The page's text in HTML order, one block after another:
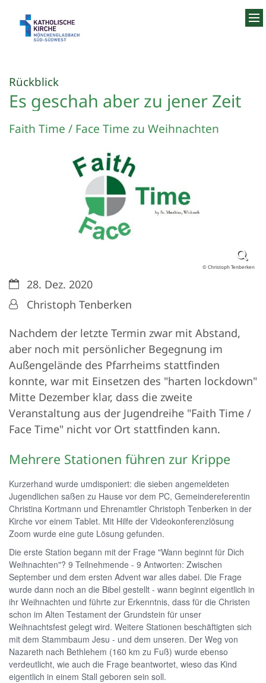
Rückblick:
Es geschah aber zu jener Zeit
Faith Time / Face Time zu Weihnachten
© Christoph Tenberken
Datum:28. Dez. 2020
Von:Christoph Tenberken
Nachdem der letzte Termin zwar mit Abstand,
aber noch mit persönlicher Begegnung im
Außengelände des Pfarrheims stattfinden
konnte, war mit Einsetzen des "harten lockdown"
Mitte Dezember klar, dass die zweite
Veranstaltung aus der Jugendreihe "Faith Time /
Face Time" nicht vor Ort stattfinden kann.
Mehrere Stationen führen zur Krippe
Kurzerhand wurde umdisponiert: die sieben angemeldeten
Jugendlichen saßen zu Hause vor dem PC, Gemeindereferentin
Christina Kortmann und Ehrenamtler Christoph Tenberken in der
Kirche vor einem Tablet. Mit Hilfe der Videokonferenzlösung
Zoom wurde eine gute Lösung gefunden.
Die erste Station begann mit der Frage "Wann beginnt für Dich
Weihnachten"? 9 Teilnehmende - 9 Antworten: Zwischen
September und dem ersten Advent war alles dabei. Die Frage
wurde dann noch an die Bibel gestellt - wann beginnt eigentlich in
ihr Weihnachten und führte zur Erkenntnis, dass für die Christen
schon im Alten Testament der Grundstein für unser
Weihnachtsfest gelegt wird. Weitere Stationen beschäftigten sich
mit dem Stammbaum Jesu - und dem unseren. Der Weg von
Nazareth nach Bethlehem (160 km zu Fuß) wurde ebenso
verdeutlicht, wie auch die Frage beantwortet, wieso das Kind
eigentlich in einem Stall geboren sein soll.